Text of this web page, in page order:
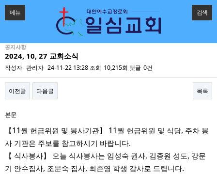
메뉴 검색
공지사항
2024, 10, 27 교회소식
작성자 관리자 24-11-22 13:28 조회 10,215회 댓글 0건
이전글 다음글 목록
본문
【11월 헌금위원 및 봉사기관】 11월 헌금위원 및 식당, 주차 봉
사 기관은 주보를 참고하시기 바랍니다.
【 식사봉사】 오늘 식사봉사는 임성숙 권사, 김종원 성도, 강문
기 안수집사, 조문숙 집사, 최준영 학생 감사로 드립니다.